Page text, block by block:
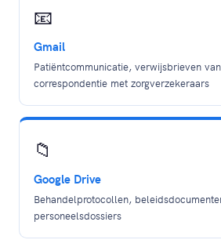
📧
Gmail
Patiëntcommunicatie, verwijsbrieven
correspondentie met zorgverzekeraars
📁
Google Drive
Behandelprotocollen,
personeelsdossiers